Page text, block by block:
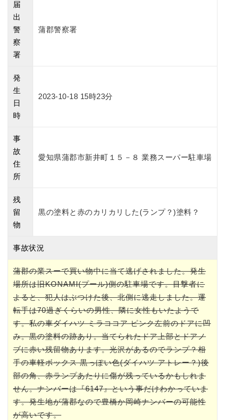
届
出
警
察
署
蒲郡警察署
発
生
日
時
2023-10-18 15時23分
事
故
住
所
愛知県蒲郡市新井町１５－８ 業務スーパー駐車場
残
留
物
黒の塗料と赤のカリカリした(ランプ？)塗料？
事故状況
蒲郡の業スーで買い物中に当て逃げされました。発生
場所は旧KONAMI(プール)側の駐車場です。目撃者に
よると、犯人はぶつけた後、北側に逃走しました。運
転手は70過ぎくらいの男性、隣に女性もいたようで
す。私の車ダイハツ ミラココア ピンク左前のドアに凹
み。黒の塗料の跡あり。当てられたドア上部とドアノ
ブに赤い残留物あります。光沢があるのでランプ？相
手の車軽ボックス 黒っぽい色(ダイハツ アトレー？)後
部の角、赤ランプあたりに傷が残っているかもしれま
せん。ナンバーは『6147』という事だけわかっていま
す。発生地が蒲郡なので豊橋か岡崎ナンバーの可能性
が高いです。